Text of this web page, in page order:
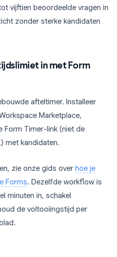
vijftien beoordeelde vragen in
zonder sterke kandidaten
in met Form
afteltimer. Installeer
Marketplace,
Form Timer-link (niet de
met kandidaten.
zie onze gids over hoe je
Forms. Dezelfde workflow is
minuten in, schakel
de voltooiingstijd per